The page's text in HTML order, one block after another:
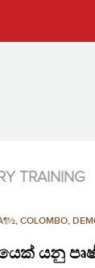
TRAINING
, COLOMBO,
යනු